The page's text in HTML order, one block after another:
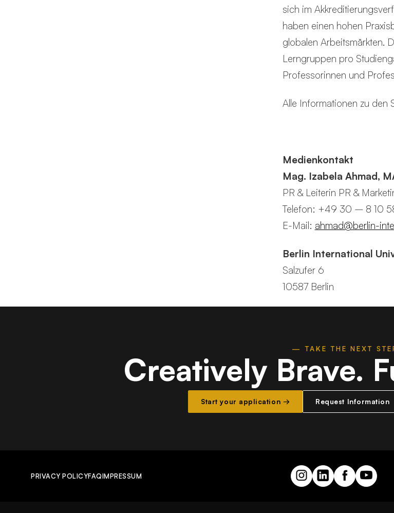
sich im
haben einen hohen
globalen Arbeitsmärkten.
Lerngruppen pro
Professorinnen und
Alle Informationen zu den
Medienkontakt
Mag. Izabela Ahmad,
PR & Leiterin PR &
Telefon: +49 30 – 8 10
E-Mail: ahmad@berlin-
Berlin International
Salzufer 6
10587 Berlin
— TAKE THE NEXT
Creatively Brave.
Start your application → Request Information
PRIVACY POLICYFAQIMPRESSUM